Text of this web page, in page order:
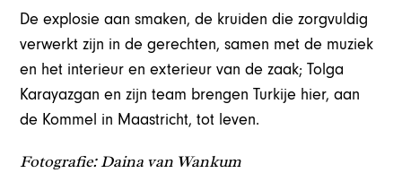
De explosie aan smaken, de kruiden die zorgvuldig
verwerkt zijn in de gerechten, samen met de muziek
en het interieur en exterieur van de zaak; Tolga
Karayazgan en zijn team brengen Turkije hier, aan
de Kommel in Maastricht, tot leven.
Fotografie: Daina van Wankum